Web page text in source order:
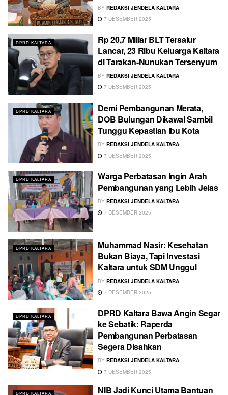
BY REDAKSI JENDELA KALTARA
7 DESEMBER 2025
DPRD KALTARA
Rp 20,7 Miliar BLT Tersalur
Lancar, 23 Ribu Keluarga Kaltara
di Tarakan-Nunukan Tersenyum
BY REDAKSI JENDELA KALTARA
7 DESEMBER 2025
DPRD KALTARA
Demi Pembangunan Merata,
DOB Bulungan Dikawal Sambil
Tunggu Kepastian Ibu Kota
BY REDAKSI JENDELA KALTARA
7 DESEMBER 2025
DPRD KALTARA
Warga Perbatasan Ingin Arah
Pembangunan yang Lebih Jelas
BY REDAKSI JENDELA KALTARA
7 DESEMBER 2025
DPRD KALTARA
Muhammad Nasir: Kesehatan
Bukan Biaya, Tapi Investasi
Kaltara untuk SDM Unggul
BY REDAKSI JENDELA KALTARA
7 DESEMBER 2025
DPRD KALTARA
DPRD Kaltara Bawa Angin Segar
ke Sebatik: Raperda
Pembangunan Perbatasan
Segera Disahkan
BY REDAKSI JENDELA KALTARA
7 DESEMBER 2025
DPRD KALTARA NIB Jadi Kunci Utama Bantuan